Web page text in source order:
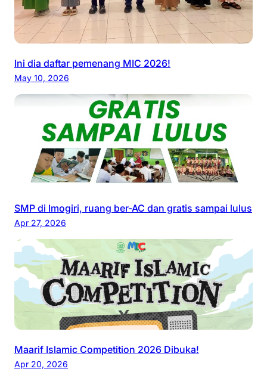
Ini dia daftar pemenang MIC 2026!
May 10, 2026
SMP di Imogiri, ruang ber-AC dan gratis sampai lulus
Apr 27, 2026
Maarif Islamic Competition 2026 Dibuka!
Apr 20, 2026